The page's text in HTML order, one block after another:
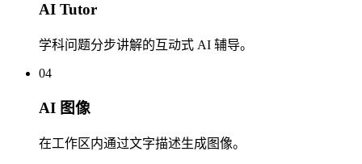
AI Tutor
学科问题分步讲解的互动式 AI 辅导。
04
AI 图像
在工作区内通过文字描述生成图像。